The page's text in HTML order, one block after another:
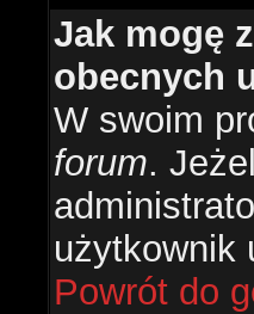
Jak mogę
obecnych
W swoim
forum.
użytkownik
Powrót do